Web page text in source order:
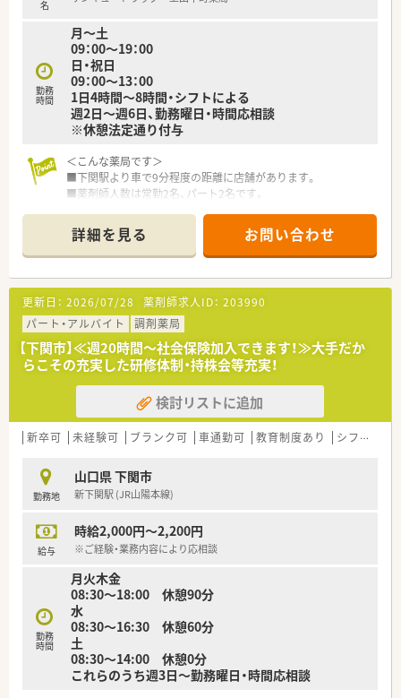
名
勤務
時間
月～土
09：00～19：00
日・祝日
09：00～13：00
1日4時間～8時間・シフトによる
週2日～週6日、勤務曜日・時間応相談
※休憩法定通り付与
＜こんな薬局です＞
■下関駅より車で9分程度の距離に店舗があります。
■薬剤師人数は常勤2名、パート2名です。
＜業務内容＞
■近隣クリニックより内科や耳鼻科をメインに広域処方応需し
ています。
■処方箋枚数は約1500枚/月程度です。
＜研修制度＞
■年次ごとのステップアップカリキュラムの他、栄養学や漢方・
OTC、保険制度などテーマ別研修等の教育制度も充実していま
す。がん認定専門薬剤師取得サポートや地域薬学ケア専門薬剤
師のサポートもございまして、提携のクリニック様で症例を集め
る事も可能ですので、ご自身のスキルアップもできる環境があり
＜法人特徴＞
ておりますチェーングループです。北九州・下関エリアにドミナ
ント出店し、北九州エリアではNo.1のシェア率を持っておりま
す。
だけではなく相談漢方も展開されています。
調剤・在宅だけでなく、未病の取り組みにも積極的に関わるこ
す。その為、調剤よりも投薬に時間を掛けてほしいという思いが
ございますので、全店舗で電子薬歴や監査レンジも導入済みで必
要に応じて一包化監査システムなど、積極的に機械化を進めてい
ます。
■店舗における一人薬剤師比率も業界でも非常に低い13％程
で、調剤補助スタッフも店舗にはいらっしゃいます。
■在宅では薬剤師が往診に同行するだけではなく、往診前にも訪
詳細を見る お問い合わせ
更新日： 2026/07/28 薬剤師求人ID： 203990
パート・アルバイト
調剤薬局
【下関市】≪週20時間～社会保険加入できます！≫大手だか
らこその充実した研修体制・持株会等充実！
検討リストに追加
新卒可 未経験可 ブランク可 車通勤可 教育制度あり シフト制
勤務地
山口県 下関市
新下関駅 (JR山陽本線)
給与
時給2,000円～2,200円
※ご経験・業務内容により応相談
勤務
時間
月火木金
08:30～18:00 休憩90分
水
08:30～16:30 休憩60分
土
08:30～14:00 休憩0分
これらのうち週3日～勤務曜日・時間応相談